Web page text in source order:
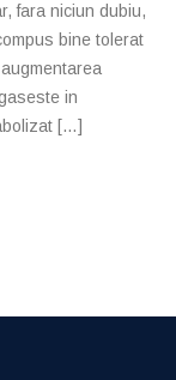
fara niciun dubiu,
bine tolerat
in
[…]